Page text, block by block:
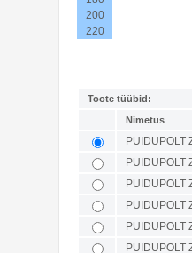
200
220
Toote tüübid:
Nimetus
PUIDUPOLT
PUIDUPOLT
PUIDUPOLT
PUIDUPOLT
PUIDUPOLT
PUIDUPOLT